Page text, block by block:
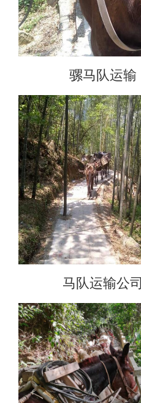
骡马队运输
马队运输公司